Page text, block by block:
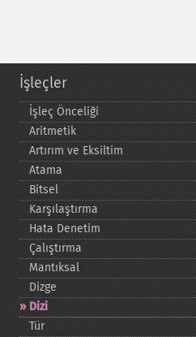
İşleçler
İşleç Önceliği
Aritmetik
Artırım ve Eksiltim
Atama
Bitsel
Karşılaştırma
Hata Denetim
Çalıştırma
Mantıksal
Dizge
Dizi
Tür